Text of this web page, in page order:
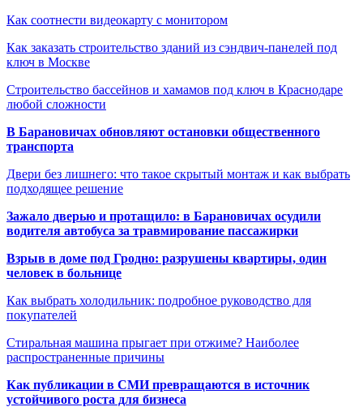
Как соотнести видеокарту с монитором
Как заказать строительство зданий из сэндвич-панелей под
ключ в Москве
Строительство бассейнов и хамамов под ключ в Краснодаре
любой сложности
В Барановичах обновляют остановки общественного
транспорта
Двери без лишнего: что такое скрытый монтаж и как выбрать
подходящее решение
Зажало дверью и протащило: в Барановичах осудили
водителя автобуса за травмирование пассажирки
Взрыв в доме под Гродно: разрушены квартиры, один
человек в больнице
Как выбрать холодильник: подробное руководство для
покупателей
Стиральная машина прыгает при отжиме? Наиболее
распространенные причины
Как публикации в СМИ превращаются в источник
устойчивого роста для бизнеса